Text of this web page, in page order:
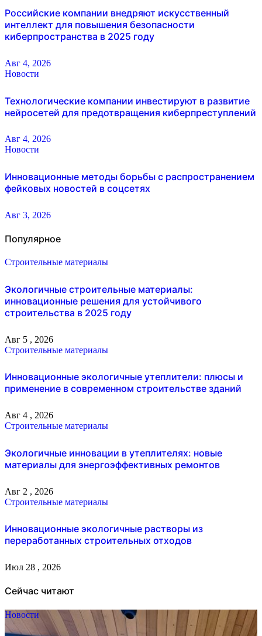
Российские компании внедряют искусственный
интеллект для повышения безопасности
киберпространства в 2025 году
Авг 4, 2026
Новости
Технологические компании инвестируют в развитие
нейросетей для предотвращения киберпреступлений
Авг 4, 2026
Новости
Инновационные методы борьбы с распространением
фейковых новостей в соцсетях
Авг 3, 2026
Популярное
Строительные материалы
Экологичные строительные материалы:
инновационные решения для устойчивого
строительства в 2025 году
Авг 5 , 2026
Строительные материалы
Инновационные экологичные утеплители: плюсы и
применение в современном строительстве зданий
Авг 4 , 2026
Строительные материалы
Экологичные инновации в утеплителях: новые
материалы для энергоэффективных ремонтов
Авг 2 , 2026
Строительные материалы
Инновационные экологичные растворы из
переработанных строительных отходов
Июл 28 , 2026
Сейчас читают
Новости